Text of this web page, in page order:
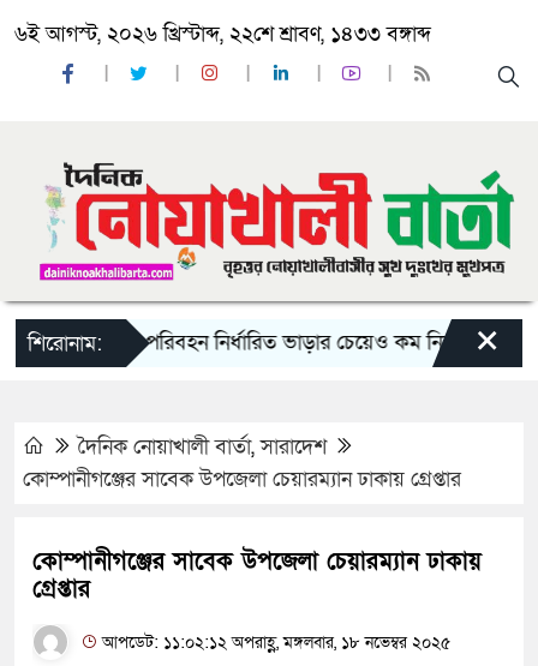
৬ই আগস্ট, ২০২৬ খ্রিস্টাব্দ, ২২শে শ্রাবণ, ১৪৩৩ বঙ্গাব্দ
শিরোনাম:
দু-একটি পরিবহন নির্ধারিত ভাড়ার চেয়েও কম নিচ্ছে’ ×
দৈনিক নোয়াখালী বার্তা,সারাদেশ
কোম্পানীগঞ্জের সাবেক উপজেলা চেয়ারম্যান ঢাকায় গ্রেপ্তার
কোম্পানীগঞ্জের সাবেক উপজেলা চেয়ারম্যান ঢাকায়
গ্রেপ্তার
আপডেট: ১১:০২:১২ অপরাহ্ণ, মঙ্গলবার, ১৮ নভেম্বর ২০২৫